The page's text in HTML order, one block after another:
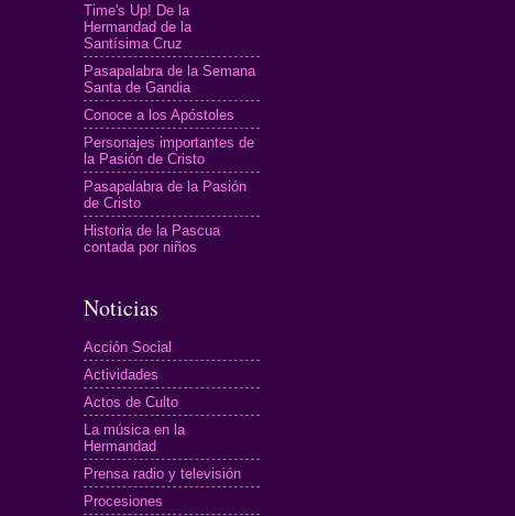
Time's Up! De la
Hermandad de la
Santísima Cruz
Pasapalabra de la Semana
Santa de Gandia
Conoce a los Apóstoles
Personajes importantes de
la Pasión de Cristo
Pasapalabra de la Pasión
de Cristo
Historia de la Pascua
contada por niños
Noticias
Acción Social
Actividades
Actos de Culto
La música en la
Hermandad
Prensa radio y televisión
Procesiones